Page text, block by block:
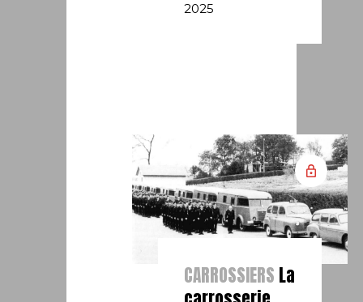
2025
CARROSSIERS La